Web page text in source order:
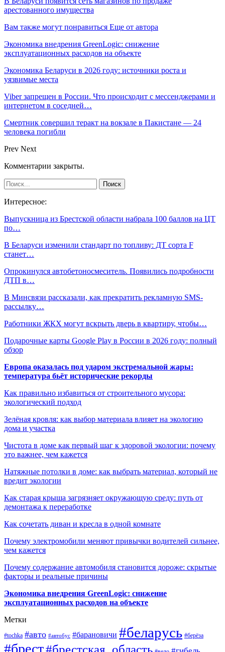
арестованного имущества
Вам также могут понравиться Еще от автора
Экономика внедрения GreenLogic: снижение
эксплуатационных расходов на объекте
Экономика Беларуси в 2026 году: источники роста и
уязвимые места
Viber запрещен в России. Что происходит с мессенджерами и
интернетом в соседней…
Смертник совершил теракт на вокзале в Пакистане — 24
человека погибли
Prev Next
Комментарии закрыты.
Интересное:
Выпускница из Брестской области набрала 100 баллов на ЦТ
по…
В Беларуси изменили стандарт по топливу: ДТ сорта F
станет…
Опрокинулся автобетоносмеситель. Появились подробности
ДТП в…
В Минсвязи рассказали, как прекратить рекламную SMS-
рассылку…
Работники ЖКХ могут вскрыть дверь в квартиру, чтобы…
Подарочные карты Google Play в России в 2026 году: полный
обзор
Европа оказалась под ударом экстремальной жары:
температура бьёт исторические рекорды
Как правильно избавиться от строительного мусора:
экологический подход
Зелёная кровля: как выбор материала влияет на экологию
дома и участка
Чистота в доме как первый шаг к здоровой экологии: почему
это важнее, чем кажется
Натяжные потолки в доме: как выбрать материал, который не
вредит экологии
Как старая крыша загрязняет окружающую среду: путь от
демонтажа к переработке
Как сочетать диван и кресла в одной комнате
Почему электромобили меняют привычки водителей сильнее,
чем кажется
Почему содержание автомобиля становится дороже: скрытые
факторы и реальные причины
Экономика внедрения GreenLogic: снижение
эксплуатационных расходов на объекте
Метки
#tochka #авто #автобус #барановичи #беларусь #берёза
#брест#брестская_область